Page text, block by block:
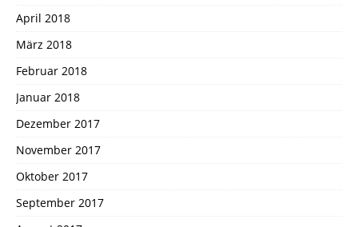
April 2018
März 2018
Februar 2018
Januar 2018
Dezember 2017
November 2017
Oktober 2017
September 2017